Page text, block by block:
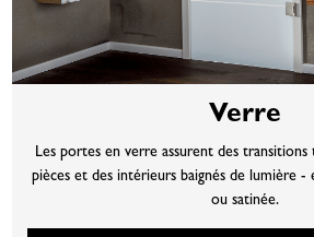
Verre
Les portes en verre assurent des transitions
pièces et des intérieurs baignés de lumière -
ou satinée.